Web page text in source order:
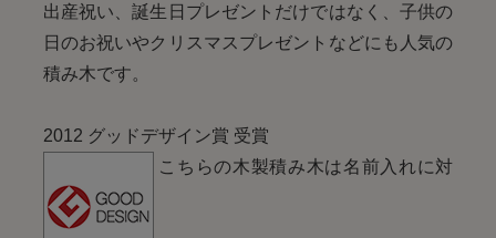
出産祝い、誕生日プレゼントだけではなく、子供の
日のお祝いやクリスマスプレゼントなどにも人気の
積み木です。
2012 グッドデザイン賞 受賞
こちらの木製積み木は名前入れに対